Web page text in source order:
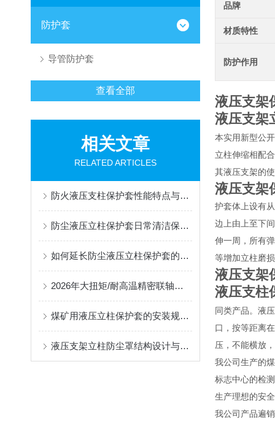
防护套
导管防护套
查看全部
相关文章
RELATED ARTICLES
防火液压支柱保护套性能特点与阻燃防护应用
防尘液压立柱保护套日常清洁保养与更换规范
如何延长防尘液压立柱保护套的使用寿命？
2026年大扭矩/耐高温精密联轴器定制找哪家？能实现精准定制的优质厂家盘点
煤矿用液压立柱保护套的安装规范与使用寿命提升方案
液压支架立柱防尘罩结构设计与密封防护原理
品牌
材质特性
防护作用
液压支架
液压支架
本实用新型公
立柱伸缩相配
其液压支架的
液压支架
护套体上设有
边上由上至下
伸一周，所有
等增加立柱磨
液压支架
液压支柱
同类产品。液
口，按等距离
压，不能横放
我公司生产的
标志中心的检
生产理想的安
我公司产品遍